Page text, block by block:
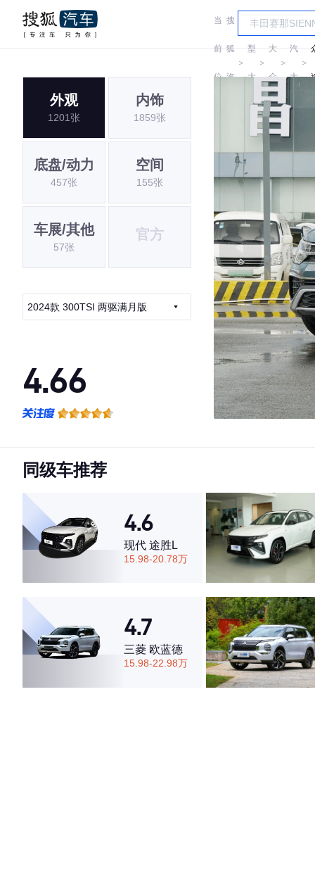
当
前
位
搜
狐
汽
＞
车
型
大
全
＞
大
众
＞
上
汽
大
众
＞
外观
1201张
内饰
1859张
底盘/动力
457张
空间
155张
车展/其他
57张
官方
2024款 300TSI 两驱满月版
4.66
·空间表现较为优秀，优于53%同级车
同级车推荐
4.6
现代 途胜L
15.98-20.78万
4.7
三菱 欧蓝德
15.98-22.98万